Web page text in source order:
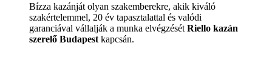
Bízza kazánját olyan szakemberekre, akik kiváló
szakértelemmel, 20 év tapasztalattal és valódi
garanciával vállalják a munka elvégzését Riello kazán
szerelő Budapest kapcsán.